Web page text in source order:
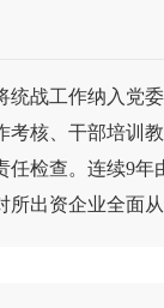
战工作纳入党
核、干部培训教
任检查。连续9年
所出资企业全面